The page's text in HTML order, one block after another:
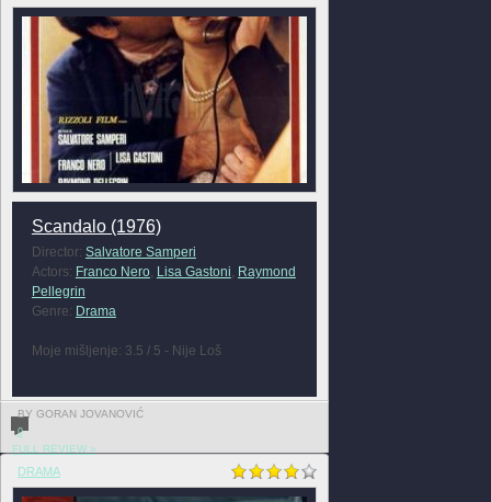
Scandalo (1976)
Director: Salvatore Samperi
Actors: Franco Nero, Lisa Gastoni, Raymond
Pellegrin
Genre: Drama
Moje mišljenje: 3.5 / 5 - Nije Loš
BY GORAN JOVANOVIĆ
0
FULL REVIEW »
DRAMA